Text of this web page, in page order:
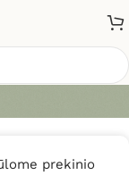
prekinio